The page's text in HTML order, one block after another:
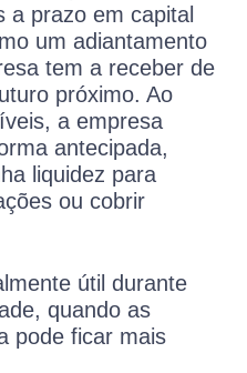
a prazo em capital
um adiantamento
tem a receber de
próximo. Ao
a empresa
antecipada,
liquidez para
ou cobrir
útil durante
quando as
pode ficar mais